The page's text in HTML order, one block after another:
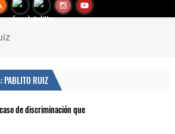
PABLITO RUIZ
de discriminación que